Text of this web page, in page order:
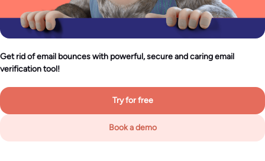
Get rid of email bounces with powerful, secure and caring email
verification tool!
Try for free
Book a demo